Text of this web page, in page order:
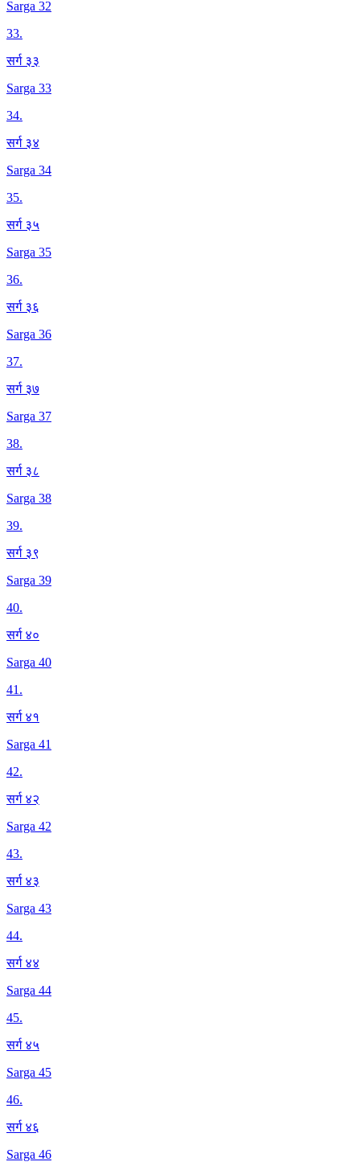
Sarga 32
33.
सर्ग ३३
Sarga 33
34.
सर्ग ३४
Sarga 34
35.
सर्ग ३५
Sarga 35
36.
सर्ग ३६
Sarga 36
37.
सर्ग ३७
Sarga 37
38.
सर्ग ३८
Sarga 38
39.
सर्ग ३९
Sarga 39
40.
सर्ग ४०
Sarga 40
41.
सर्ग ४१
Sarga 41
42.
सर्ग ४२
Sarga 42
43.
सर्ग ४३
Sarga 43
44.
सर्ग ४४
Sarga 44
45.
सर्ग ४५
Sarga 45
46.
सर्ग ४६
Sarga 46